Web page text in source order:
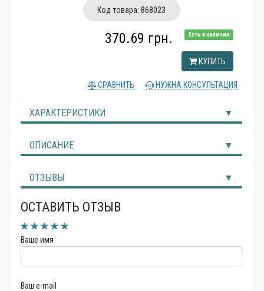
Код товара: 868023
Есть в наличии
370.69 грн.
КУПИТЬ
СРАВНИТЬ НУЖНА КОНСУЛЬТАЦИЯ
ХАРАКТЕРИСТИКИ
ОПИСАНИЕ
ОТЗЫВЫ
ОСТАВИТЬ ОТЗЫВ
Ваше имя
Ваш e-mail